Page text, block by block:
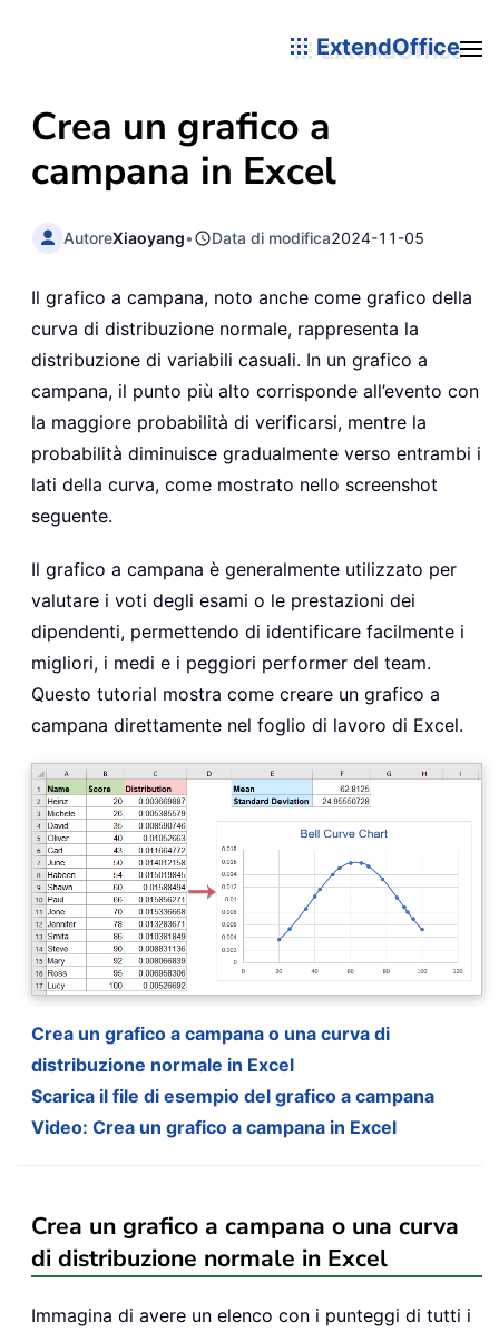
ExtendOffice
Crea un grafico a
campana in Excel
AutoreXiaoyang• Data di modifica2024-11-05
Il grafico a campana, noto anche come grafico della
curva di distribuzione normale, rappresenta la
distribuzione di variabili casuali. In un grafico a
campana, il punto più alto corrisponde all’evento con
la maggiore probabilità di verificarsi, mentre la
probabilità diminuisce gradualmente verso entrambi i
lati della curva, come mostrato nello screenshot
seguente.
Il grafico a campana è generalmente utilizzato per
valutare i voti degli esami o le prestazioni dei
dipendenti, permettendo di identificare facilmente i
migliori, i medi e i peggiori performer del team.
Questo tutorial mostra come creare un grafico a
campana direttamente nel foglio di lavoro di Excel.
Crea un grafico a campana o una curva di
distribuzione normale in Excel
Scarica il file di esempio del grafico a campana
Video: Crea un grafico a campana in Excel
Crea un grafico a campana o una curva
di distribuzione normale in Excel
Immagina di avere un elenco con i punteggi di tutti i